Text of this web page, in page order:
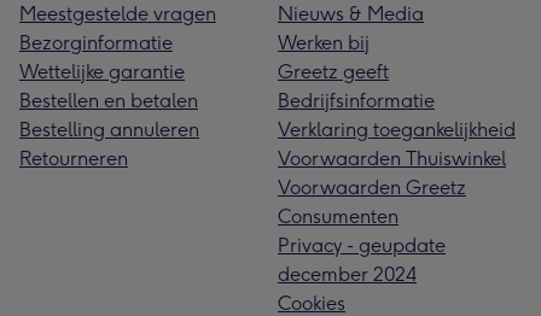
Meestgestelde vragen
Bezorginformatie
Wettelijke garantie
Bestellen en betalen
Bestelling annuleren
Retourneren
Nieuws & Media
Werken bij
Greetz geeft
Bedrijfsinformatie
Verklaring toegankelijkheid
Voorwaarden Thuiswinkel
Voorwaarden Greetz
Consumenten
Privacy - geupdate
december 2024
Cookies